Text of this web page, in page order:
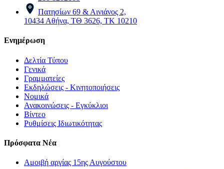
Πατησίων 69 & Αινιάνος 2,
10434 Αθήνα, ΤΘ 3626, ΤΚ 10210
Ενημέρωση
Δελτία Τύπου
Γενικά
Γραμματείες
Εκδηλώσεις - Κινητοποιήσεις
Νομικά
Ανακοινώσεις - Εγκύκλιοι
Βίντεο
Ρυθμίσεις Ιδιωτικότητας
Πρόσφατα Νέα
Αμοιβή αργίας 15ης Αυγούστου